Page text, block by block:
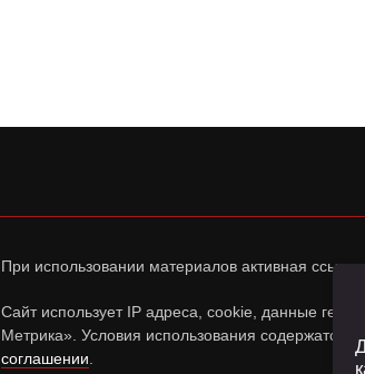
При использовании материалов активная
Сайт использует IP адреса, cookie, данные
Метрика». Условия использования содержатся в
соглашении